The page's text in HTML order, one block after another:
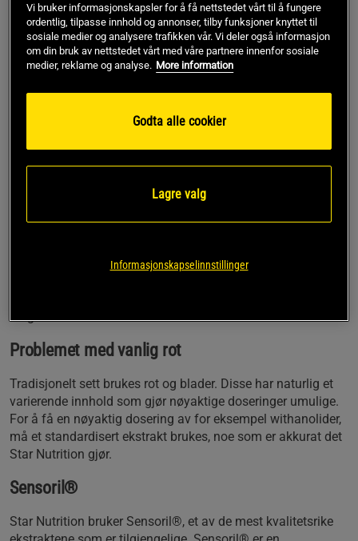
Ashwagandha har en lang historisk bruk, blant annet
innen Ayurveda. I dag er det mulig å få fram
nøyaktige ekstrakter med standardisert innhold.
Ultimate Ashwagandha inneholder et slikt ekstrakt i
form av Sensoril®. Også sammen med piperin fra
Med 10 % withanolider
30 – 60 dagers bruk
Asia og innen Ayurveda hvor ashwagandha fortsatt brukes i
Problemet med vanlig rot
Tradisjonelt sett brukes rot og blader. Disse har naturlig et
varierende innhold som gjør nøyaktige doseringer umulige.
For å få en nøyaktig dosering av for eksempel withanolider,
må et standardisert ekstrakt brukes, noe som er akkurat det
Star Nutrition gjør.
Sensoril®
Star Nutrition bruker Sensoril®, et av de mest kvalitetsrike
Vi bruker informasjonskapsler for å få nettstedet vårt til å fungere
ordentlig, tilpasse innhold og annonser, tilby funksjoner knyttet til
sosiale medier og analysere trafikken vår. Vi deler også informasjon
om din bruk av nettstedet vårt med våre partnere innenfor sosiale
medier, reklame og analyse. More information
Godta alle cookier
Lagre valg
Informasjonskapselinnstillinger